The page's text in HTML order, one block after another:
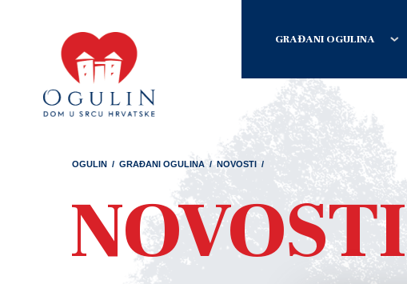
GRAĐANI OGULINA
OGULIN / GRAĐANI OGULINA / NOVOSTI /
NOVOSTI